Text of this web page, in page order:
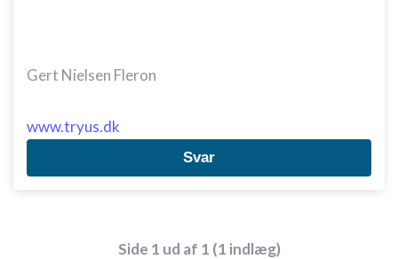
Gert Nielsen Fleron
www.tryus.dk
Svar
Side 1 ud af 1 (1 indlæg)